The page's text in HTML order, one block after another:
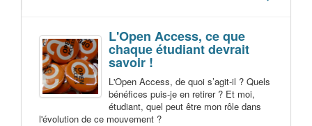
L'Open Access, ce que
chaque étudiant devrait
savoir !
L'Open Access, de quoi s’agit-il ? Quels
bénéfices puis-je en retirer ? Et moi,
étudiant, quel peut être mon rôle dans
l'évolution de ce mouvement ?